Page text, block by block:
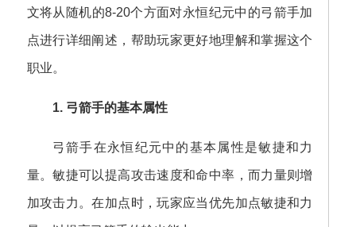
文将从随机的8-20个方面对永恒纪元中的弓箭手加
点进行详细阐述，帮助玩家更好地理解和掌握这个
职业。
1. 弓箭手的基本属性
弓箭手在永恒纪元中的基本属性是敏捷和力
量。敏捷可以提高攻击速度和命中率，而力量则增
加攻击力。在加点时，玩家应当优先加点敏捷和力